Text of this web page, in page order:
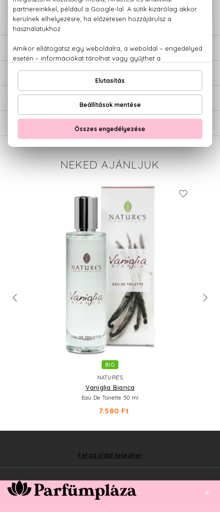
779 1926
LEÍRÁS
ÉRTÉKELÉSEK (0)
SZÁLLÍTÁS
NEKED AJÁNLJUK
BIO
NATURE'S
Vaniglia Bianca
Eau De Toilette 50 ml
7.580 Ft
Fel az oldal tetejére!